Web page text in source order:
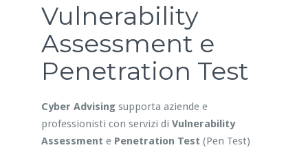
Vulnerability
Assessment e
Penetration Test
Cyber Advisingsupporta aziende e
professionisti con servizi di Vulnerability
Assessment e Penetration Test (Pen Test)